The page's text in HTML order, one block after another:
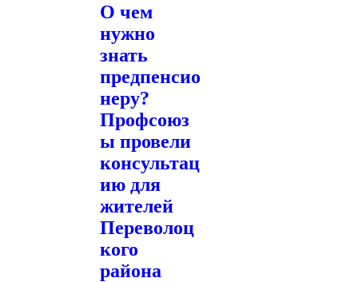
О чем
нужно
знать
предпенсио
неру?
Профсоюз
ы провели
консультац
ию для
жителей
Переволоц
кого
района